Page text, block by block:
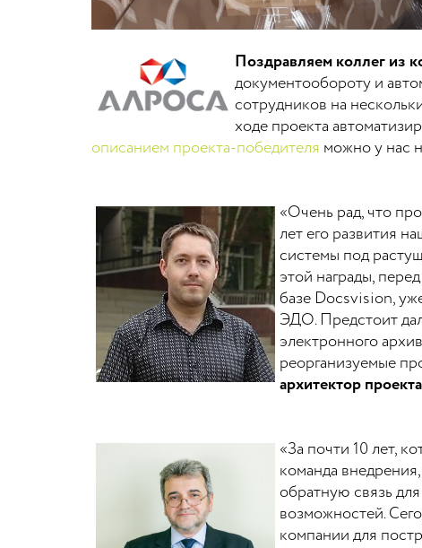
Поздравляем коллег
документообороту и
сотрудников на
ходе проекта
описанием проекта-победителя можно у нас
«Очень рад, что
лет его развития
системы под
этой награды,
базе Docsvision,
ЭДО. Предстоит
электронного
реорганизуемые
архитектор
«За почти 10 лет,
команда
обратную связь
возможностей.
компании для